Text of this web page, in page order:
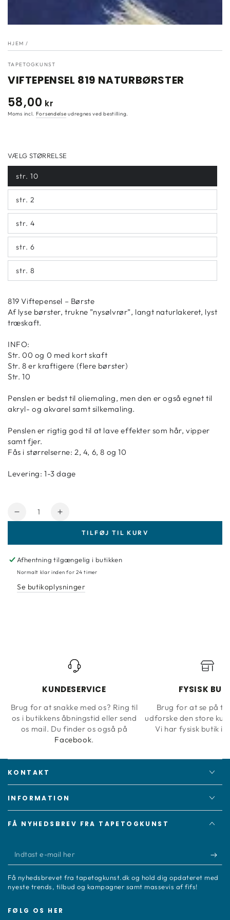
}}
i
modal"
HJEM /
TAPETOGKUNST
VIFTEPENSEL 819 NATURBØRSTER
Normal
pris
58,00 kr
Moms incl. Forsendelse udregnes ved bestilling.
VÆLG STØRRELSE
str. 10
str. 2
str. 4
str. 6
str. 8
819 Viftepensel – Børste
Af lyse børster, trukne ”nysølvrør”, langt naturlakeret, lyst
træskaft.
INFO:
Str. 00 og 0 med kort skaft
Str. 8 er kraftigere (flere børster)
Str. 10
Penslen er bedst til oliemaling, men den er også egnet til
akryl- og akvarel samt silkemaling.
Penslen er rigtig god til at lave effekter som hår, vipper
samt fjer.
Fås i størrelserne: 2, 4, 6, 8 og 10
Levering: 1-3 dage
Antal
Reducer
819
naturbørster
Forøg
819
naturbørster
TILFØJ TIL KURV
Afhentning tilgængelig i butikken
Normalt klar inden for 24 timer
Se butikoplysninger
KUNDESERVICE
Brug for at snakke med os? Ring til
os i butikkens åbningstid eller send
os mail. Du finder os også på
Facebook.
FYSISK
Brug for at se på
udforske den store
Vi har fysisk butik i
KONTAKT
INFORMATION
FÅ NYHEDSBREV FRA TAPETOGKUNST
Indtast
e-
mail
Få nyhedsbrevet fra tapetogkunst.dk og hold dig opdateret med
nyeste trends, tilbud og kampagner samt massevis af fifs!
FØLG OS HER